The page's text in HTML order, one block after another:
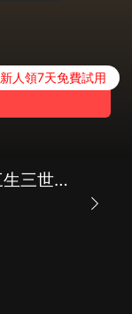
新人領7天免費試用
百年輪回｜鬼故事｜三生三世｜民間詭事錄｜鬼吹燈｜人鬼情未了｜恐怖懸疑｜善惡有報